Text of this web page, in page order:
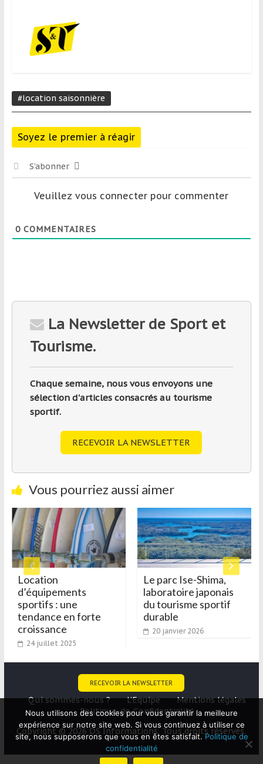
#location saisonnière
Soyez le premier à réagir
S’abonner
Veuillez vous connecter pour commenter
0COMMENTAIRES
La Newsletter de Sport et
Tourisme.
Chaque semaine, nous vous envoyons une
sélection d'articles consacrés au tourisme
sportif.
RECEVOIR LA NEWSLETTER
Vous pourriez aussi aimer
Location
d’équipements
sportifs : une
tendance en forte
croissance
24 juillet 2025
Le parc Ise-Shima,
laboratoire japonais
du tourisme sportif
durable
20 janvier 2026
RECEVOIR LA NEWSLETTER
Qui sommes-nous ? L’Equipe
Mentions légales
Politique-de-Confidentialité
Copyright © 2026 DS Informations. Tous droits réservés.
Nous utilisons des cookies pour vous garantir la meilleure
expérience sur notre site web. Si vous continuez à utiliser ce
site, nous supposerons que vous en êtes satisfait.Politique de
confidentialité